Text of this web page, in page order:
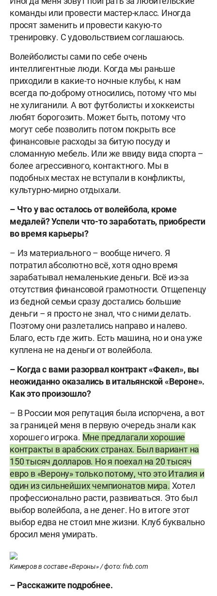
команды или провести мастер-класс. Иногда
просят заменить и провести какую-то
тренировку. С удовольствием соглашаюсь.
Волейболисты сами по себе очень
интеллигентные люди. Когда мы раньше
приходили в какие-то ночные клубы, к нам
всегда по-доброму относились, потому что мы
не хулиганили. А вот футболисты и хоккеисты
любят борогозить. Может быть, потому что
могут себе позволить потом покрыть все
финансовые расходы за битую посуду и
сломанную мебель. Или же ввиду вида спорта –
более агрессивного, контактного. Мы в
подобных местах не вступали в конфликты,
культурно-мирно отдыхали.
– Что у вас осталось от волейбола, кроме
медалей? Успели что-то заработать, приобрести
во время карьеры?
– Из материального – вообще ничего. Я
потратил абсолютно всё, хотя одно время
зарабатывал немаленькие деньги. Всё из-за
отсутствия финансовой грамотности. Отщепенцу
из бедной семьи сразу достались большие
деньги – я просто не знал, что с ними делать.
Поэтому они разлетались направо и налево.
Благо, есть где жить. Есть машина, но и она уже
куплена не на деньги от волейбола.
– Когда с вами разорвал контракт «Факел», вы
неожиданно оказались в итальянской «Вероне».
Как это произошло?
– В России моя репутация была испорчена, а вот
за границей меня в первую очередь знали как
хорошего игрока. Мне предлагали хорошие
контракты в арабских странах. Был вариант на
150 тысяч долларов. Но я поехал на 20 тысяч
евро в «Верону» только потому, что это Италия и
один из сильнейших чемпионатов мира. Хотел
профессионально расти, развиваться. Это был
выбор волейбола, а не денег. Но в итоге этот
выбор едва не стоил мне жизни. Клуб буквально
бросил меня умирать.
Кимеров в составе «Вероны» / фото: fivb.com
– Расскажите подробнее.